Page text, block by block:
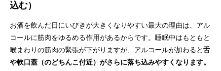
込む）
お酒を飲んだ日にいびきが大きくなりやすい最大の理由は、アル
コールに筋肉をゆるめる作用があるからです。睡眠中はもともと
喉まわりの筋肉の緊張が下がりますが、アルコールが加わると舌
や軟口蓋（のどちんこ付近）がさらに落ち込みやすくなります。